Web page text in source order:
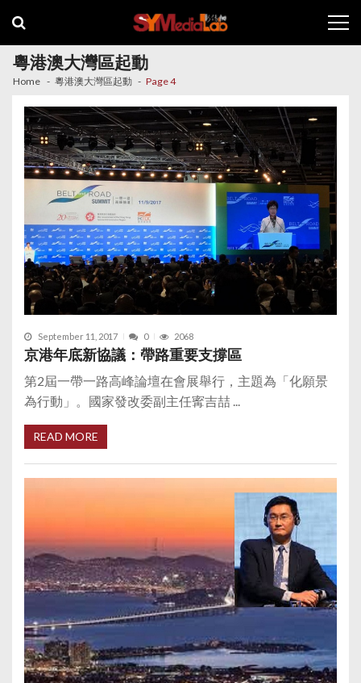
navigation
content
粵港澳大灣區起動
Home 粵港澳大灣區起動 Page 4
September 11, 2017 0 2068
京港年底新協議：帶路重要支撐區
第2屆一帶一路高峰論壇在會展舉行，主題為「化願景
為行動」。國家發改委副主任寗吉喆 ...
READ MORE